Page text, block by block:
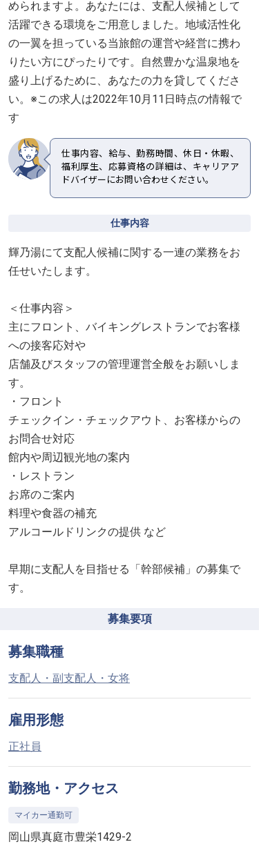
められますよ。あなたには、支配人候補として
活躍できる環境をご用意しました。地域活性化
の一翼を担っている当旅館の運営や経営に携わ
りたい方にぴったりです。自然豊かな温泉地を
盛り上げるために、あなたの力を貸してくださ
い。※この求人は2022年10月11日時点の情報で
す
仕事内容、給与、勤務時間、休日・休暇、
福利厚生、応募資格の詳細は、キャリアア
ドバイザーにお問い合わせください。
仕事内容
輝乃湯にて支配人候補に関する一連の業務をお
任せいたします。
＜仕事内容＞
主にフロント、バイキングレストランでお客様
への接客応対や
店舗及びスタッフの管理運営全般をお願いしま
す。
・フロント
チェックイン・チェックアウト、お客様からの
お問合せ対応
館内や周辺観光地の案内
・レストラン
お席のご案内
料理や食器の補充
アルコールドリンクの提供 など
早期に支配人を目指せる「幹部候補」の募集で
す。
募集要項
募集職種
支配人・副支配人・女将
雇用形態
正社員
勤務地・アクセス
マイカー通勤可
岡山県真庭市豊栄1429-2